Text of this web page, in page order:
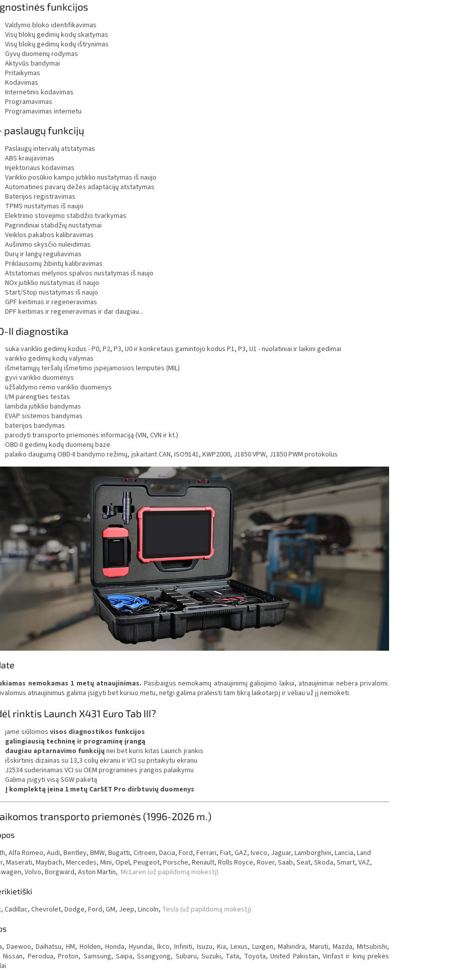
funkcijos
Valdymo bloko identifikavimas
Visų blokų gedimų kodų skaitymas
Visų blokų gedimų kodų ištrynimas
Gyvų duomenų rodymas
Aktyvūs bandymai
Pritaikymas
Kodavimas
Internetinis kodavimas
Programavimas
Programavimas internetu
paslaugų funkcijų
Paslaugų intervalų atstatymas
ABS kraujavimas
Injektoriaus kodavimas
Variklio posūkio kampo jutiklio nustatymas iš naujo
Automatinės pavarų dėžės adaptacijų atstatymas
Baterijos registravimas
TPMS nustatymas iš naujo
Elektrinio stovėjimo stabdžio tvarkymas
Pagrindiniai stabdžių nustatymai
Veiklos pakabos kalibravimas
Aušinimo skysčio nuleidimas
Durų ir langų reguliavimas
Priklausomų žibintų kalibravimas
Atstatomas mėlynos spalvos nustatymas iš naujo
NOx jutiklio nustatymas iš naujo
Start/Stop nustatymas iš naujo
GPF keitimas ir regeneravimas
DPF keitimas ir regeneravimas ir dar daugiau...
II diagnostika
suka variklio gedimų kodus - P0, P2, P3, U0 ir konkretaus gamintojo kodus P1, P3, U1 - nuolatiniai ir laikini gedimai
variklio gedimų kodų valymas
išmetamųjų teršalų išmetimo įspėjamosios lemputės (MIL)
gyvi variklio duomenys
užšaldymo rėmo variklio duomenys
I/M parengties testas
lambda jutiklio bandymas
EVAP sistemos bandymas
baterijos bandymas
parodyti transporto priemonės informaciją (VIN, CVN ir kt.)
OBD-II gedimų kodų duomenų bazė
palaiko daugumą OBD-II bandymo režimų, įskaitant CAN, ISO9141, KWP2000, J1850 VPW, J1850 PWM protokolus
nemokamas 1 metų atnaujinimas. Pasibaigus nemokamų atnaujinimų galiojimo laikui, atnaujinimai nebėra privalomi.
atnaujinimus galima įsigyti bet kuriuo metu, netgi galima praleisti tam tikrą laikotarpį ir vėliau už jį nemokėti.
rinktis Launch X431 Euro Tab III?
jame siūlomos visos diagnostikos funkcijos
galingiausią techninę ir programinę įrangą
daugiau aptarnavimo funkcijų nei bet kuris kitas Launch įrankis
išskirtinis dizainas su 13,3 colių ekranu ir VCI su pritaikytu ekranu
J2534 suderinamas VCI su OEM programinės įrangos palaikymu
Galima įsigyti visą SGW paketą
Į komplektą įeina 1 metų CarSET Pro dirbtuvių duomenys
transporto priemonės (1996-2026 m.)
Alfa Romeo, Audi, Bentley, BMW, Bugatti, Citroen, Dacia, Ford, Ferrari, Fiat, GAZ, Iveco, Jaguar, Lamborghini, Lancia, Land
Maserati, Maybach, Mercedes, Mini, Opel, Peugeot, Porsche, Renault, Rolls Royce, Rover, Saab, Seat, Skoda, Smart, VAZ,
Volvo, Borgward, Aston Martin, McLaren (už papildomą mokestį)
Cadillac, Chevrolet, Dodge, Ford, GM, Jeep, Lincoln, Tesla (už papildomą mokestį)
Daewoo, Daihatsu, HM, Holden, Honda, Hyundai, Ikco, Infiniti, Isuzu, Kia, Lexus, Luxgen, Mahindra, Maruti, Mazda, Mitsubishi,
Nissan, Perodua, Proton, Samsung, Saipa, Ssangyong, Subaru, Suzuki, Tata, Toyota, United Pakistan, Vinfast ir kinų prekės